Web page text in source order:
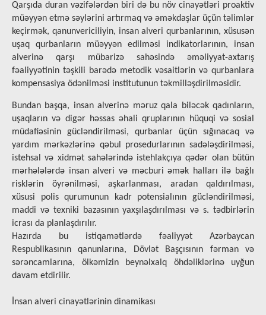
Qarşıda duran vəzifələrdən biri də bu növ cinayətləri proaktiv
müəyyən etmə səylərini artırmaq və əməkdaşlar üçün təlimlər
keçirmək, qanunvericiliyin, insan alveri qurbanlarının, xüsusən
uşaq qurbanların müəyyən edilməsi indikatorlarının, insan
alverinə qarşı mübarizə sahəsində əməliyyat-axtarış
fəaliyyətinin təşkili barədə metodik vəsaitlərin və qurbanlara
kompensasiya ödənilməsi institutunun təkmilləşdirilməsidir.
Bundan başqa, insan alverinə məruz qala biləcək qadınların,
uşaqların və digər həssas əhali qruplarının hüquqi və sosial
müdafiəsinin gücləndirilməsi, qurbanlar üçün sığınacaq və
yardım mərkəzlərinə qəbul prosedurlarının sadələşdirilməsi,
istehsal və xidmət sahələrində istehlakçıya qədər olan bütün
mərhələlərdə insan alveri və məcburi əmək halları ilə bağlı
risklərin öyrənilməsi, aşkarlanması, aradan qaldırılması,
xüsusi polis qurumunun kadr potensialının gücləndirilməsi,
maddi və texniki bazasının yaxşılaşdırılması və s. tədbirlərin
icrası da planlaşdırılır.
Hazırda bu istiqamətlərdə fəaliyyət Azərbaycan
Respublikasının qanunlarına, Dövlət Başçısının fərman və
sərəncamlarına, ölkəmizin beynəlxalq öhdəliklərinə uyğun
davam etdirilir.
İnsan alveri cinayətlərinin dinamikası